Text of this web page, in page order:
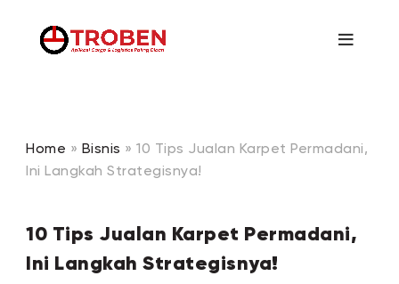
Home » Bisnis »10 Tips Jualan Karpet Permadani,
Ini Langkah Strategisnya!
10 Tips Jualan Karpet Permadani,
Ini Langkah Strategisnya!